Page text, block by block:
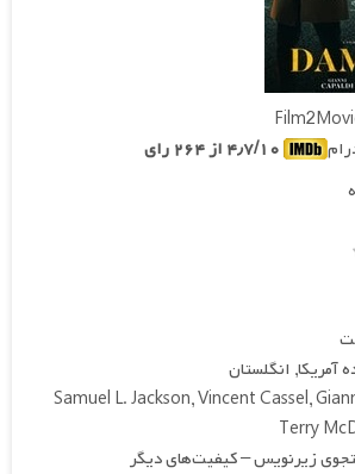
آمریکا, انگلستان
زیرنویس – کیفیت‌های دیگر